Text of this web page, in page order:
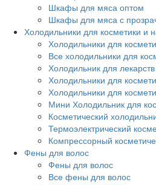
Шкафы для мяса оптом
Шкафы для мяса с
Холодильники для косметики и
Холодильники для
Все холодильники для
Холодильник для
Холодильники для
Холодильники для
Мини Холодильник для
Косметический
Термоэлектрический
Компрессорный
Фены для волос
Фены для волос
Все фены для волос